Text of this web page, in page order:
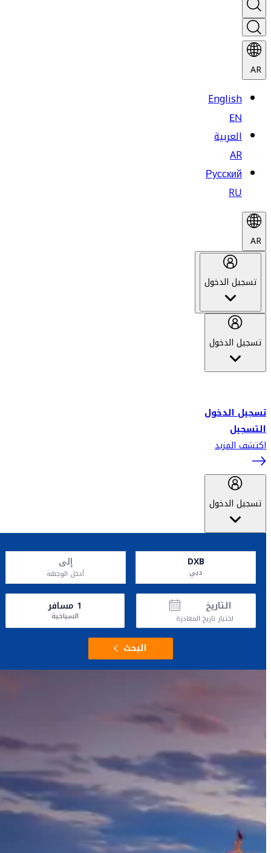
AR
English
EN
العربية
AR
Русский
RU
AR
تسجيل الدخول
تسجيل الدخول
تسجيل الدخول
التسجيل
اكتشف المزيد
تسجيل الدخول
DXB
دبي
إلى
أدخل الوجهة
التاريخ
اختيار تاريخ المغادرة
1 مسافر
السياحية
البحث